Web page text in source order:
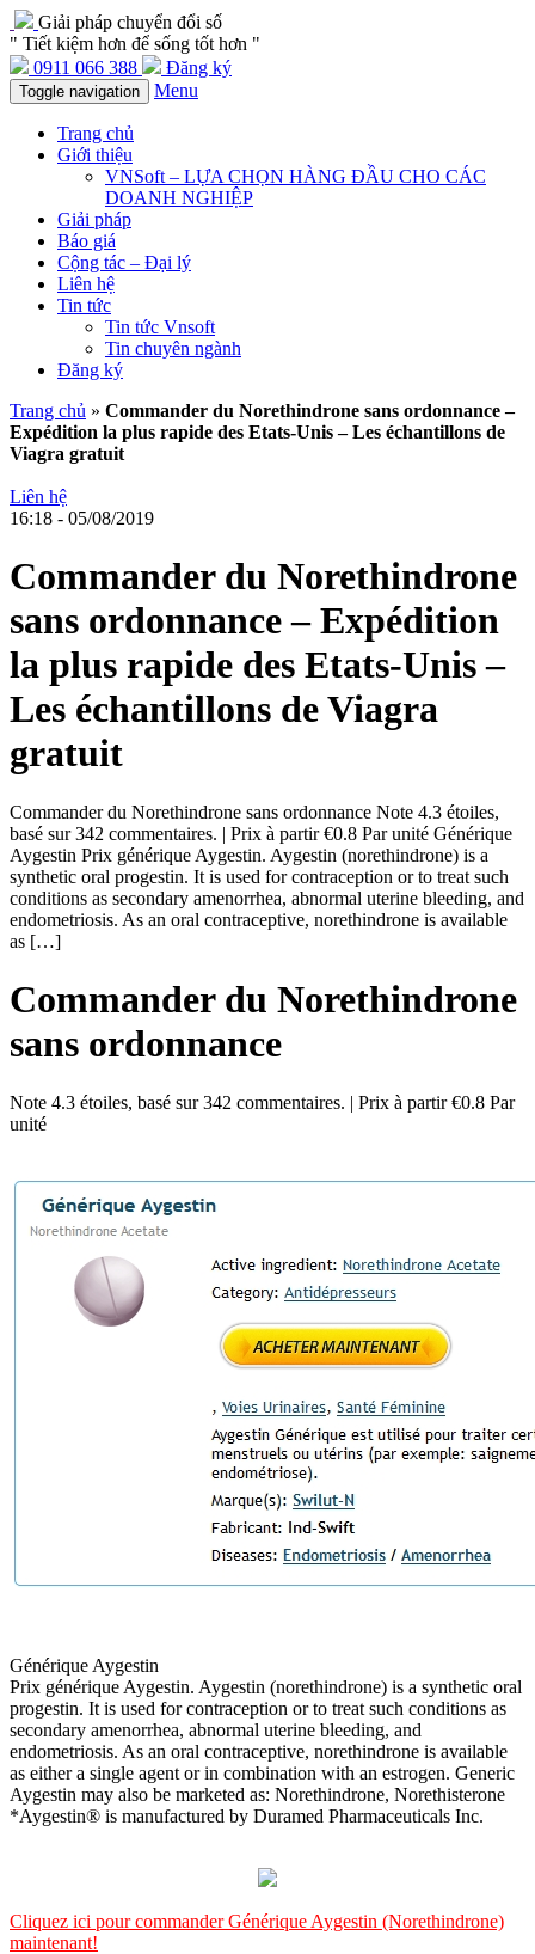
Giải pháp chuyển đổi số
" Tiết kiệm hơn để sống tốt hơn "
0911 066 388
Đăng ký
Toggle navigation Menu
Trang chủ
Giới thiệu
VNSoft – LỰA CHỌN HÀNG ĐẦU CHO CÁC
DOANH NGHIỆP
Giải pháp
Báo giá
Cộng tác – Đại lý
Liên hệ
Tin tức
Tin tức Vnsoft
Tin chuyên ngành
Đăng ký
Trang chủ » Commander du Norethindrone sans ordonnance –
Expédition la plus rapide des Etats-Unis – Les échantillons de
Viagra gratuit
Liên hệ
16:18 - 05/08/2019
Commander du Norethindrone
sans ordonnance – Expédition
la plus rapide des Etats-Unis –
Les échantillons de Viagra
gratuit
Commander du Norethindrone sans ordonnance Note 4.3 étoiles,
basé sur 342 commentaires. | Prix à partir €0.8 Par unité Générique
Aygestin Prix générique Aygestin. Aygestin (norethindrone) is a
synthetic oral progestin. It is used for contraception or to treat such
conditions as secondary amenorrhea, abnormal uterine bleeding, and
endometriosis. As an oral contraceptive, norethindrone is available
as […]
Commander du Norethindrone
sans ordonnance
Note 4.3 étoiles, basé sur342 commentaires. | Prix à partir€0.8 Par
unité
Générique Aygestin
Prix générique Aygestin. Aygestin (norethindrone) is a synthetic oral
progestin. It is used for contraception or to treat such conditions as
secondary amenorrhea, abnormal uterine bleeding, and
endometriosis. As an oral contraceptive, norethindrone is available
as either a single agent or in combination with an estrogen. Generic
Aygestin may also be marketed as: Norethindrone, Norethisterone
*Aygestin® is manufactured by Duramed Pharmaceuticals Inc.
Cliquez ici pour commander Générique Aygestin (Norethindrone)
maintenant!